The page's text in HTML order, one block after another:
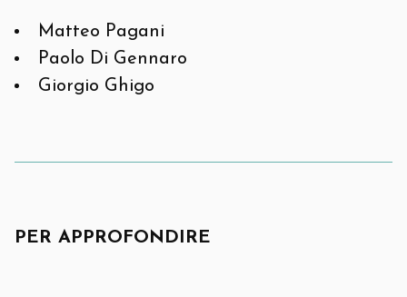
Matteo Pagani
Paolo Di Gennaro
Giorgio Ghigo
PER APPROFONDIRE